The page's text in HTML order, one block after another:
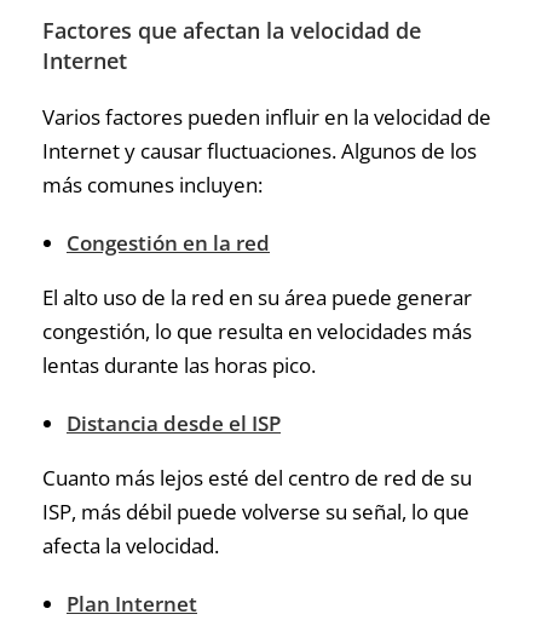
Factores que afectan la velocidad de
Internet
Varios factores pueden influir en la velocidad de
Internet y causar fluctuaciones. Algunos de los
más comunes incluyen:
Congestión en la red
El alto uso de la red en su área puede generar
congestión, lo que resulta en velocidades más
lentas durante las horas pico.
Distancia desde el ISP
Cuanto más lejos esté del centro de red de su
ISP, más débil puede volverse su señal, lo que
afecta la velocidad.
Plan Internet